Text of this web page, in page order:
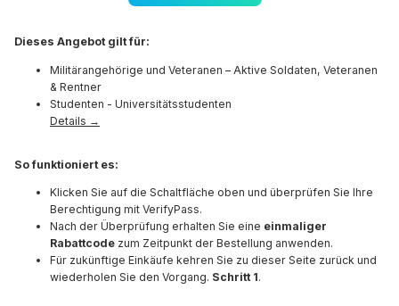
Dieses Angebot gilt für:
Militärangehörige und Veteranen – Aktive Soldaten, Veteranen
& Rentner
Studenten - Universitätsstudenten
Details →
So funktioniert es:
Klicken Sie auf die Schaltfläche oben und überprüfen Sie Ihre
Berechtigung mit VerifyPass.
Nach der Überprüfung erhalten Sie eine einmaliger
Rabattcode zum Zeitpunkt der Bestellung anwenden.
Für zukünftige Einkäufe kehren Sie zu dieser Seite zurück und
wiederholen Sie den Vorgang. Schritt 1.